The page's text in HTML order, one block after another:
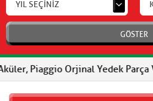
YIL SEÇİNİZ
GÖSTER
Orjinal Yedek Parça Ve